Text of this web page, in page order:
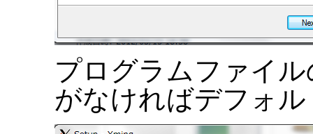
プログラムファイ
がなければデフォ